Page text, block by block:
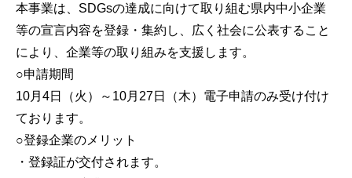
本事業は、SDGsの達成に向けて取り組む県内中小企業
等の宣言内容を登録・集約し、広く社会に公表すること
により、企業等の取り組みを支援します。
○申請期間
10月4日（火）～10月27日（木）電子申請のみ受け付け
ております。
○登録企業のメリット
・登録証が交付されます。